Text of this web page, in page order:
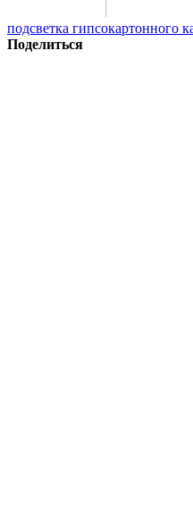
подсветка гипсокартонного
Поделиться